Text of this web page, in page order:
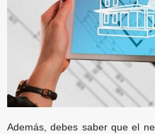
Además, debes saber que el